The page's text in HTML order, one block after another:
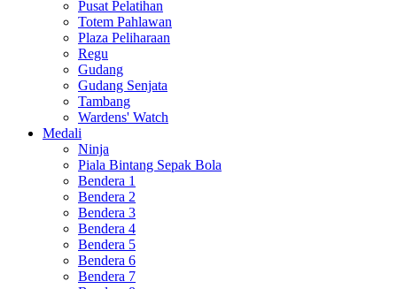
Pusat Pelatihan
Totem Pahlawan
Plaza Peliharaan
Regu
Gudang
Gudang Senjata
Tambang
Wardens' Watch
Medali
Ninja
Piala Bintang Sepak Bola
Bendera 1
Bendera 2
Bendera 3
Bendera 4
Bendera 5
Bendera 6
Bendera 7